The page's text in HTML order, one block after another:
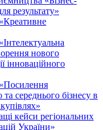
результату»
нового
інноваційного
середнього бізнесу в
кейси регіональних
України»